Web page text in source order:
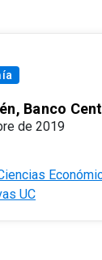
Banco
de 2019
UC